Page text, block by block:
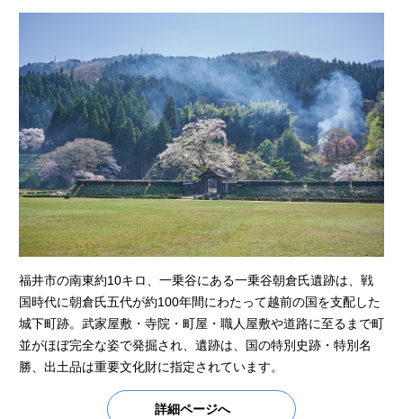
福井市の南東約10キロ、一乗谷にある一乗谷朝倉氏遺跡は、戦
国時代に朝倉氏五代が約100年間にわたって越前の国を支配した
城下町跡。武家屋敷・寺院・町屋・職人屋敷や道路に至るまで町
並がほぼ完全な姿で発掘され、遺跡は、国の特別史跡・特別名
勝、出土品は重要文化財に指定されています。
詳細ページへ